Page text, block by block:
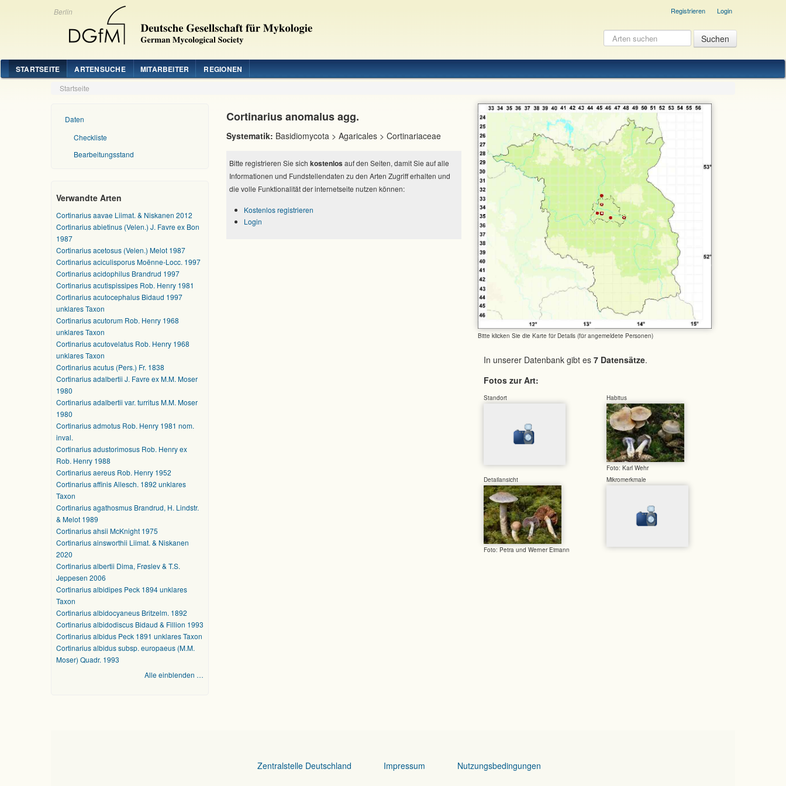
Berlin Registrieren Login
STARTSEITE ARTENSUCHE MITARBEITER REGIONEN
Startseite
Daten
Checkliste
Bearbeitungsstand
Verwandte Arten
Cortinarius aavae Liimat. & Niskanen 2012
Cortinarius abietinus (Velen.) J. Favre ex Bon
1987
Cortinarius acetosus (Velen.) Melot 1987
Cortinarius aciculisporus Moënne-Locc. 1997
Cortinarius acidophilus Brandrud 1997
Cortinarius acutispissipes Rob. Henry 1981
Cortinarius acutocephalus Bidaud 1997
unklares Taxon
Cortinarius acutorum Rob. Henry 1968
unklares Taxon
Cortinarius acutovelatus Rob. Henry 1968
unklares Taxon
Cortinarius acutus (Pers.) Fr. 1838
Cortinarius adalbertii J. Favre ex M.M. Moser
1980
Cortinarius adalbertii var. turritus M.M. Moser
1980
Cortinarius admotus Rob. Henry 1981 nom.
inval.
Cortinarius adustorimosus Rob. Henry ex
Rob. Henry 1988
Cortinarius aereus Rob. Henry 1952
Cortinarius affinis Allesch. 1892 unklares
Taxon
Cortinarius agathosmus Brandrud, H. Lindstr.
& Melot 1989
Cortinarius ahsii McKnight 1975
Cortinarius ainsworthii Liimat. & Niskanen
2020
Cortinarius albertii Dima, Frøslev & T.S.
Jeppesen 2006
Cortinarius albidipes Peck 1894 unklares
Taxon
Cortinarius albidocyaneus Britzelm. 1892
Cortinarius albidodiscus Bidaud & Fillion 1993
Cortinarius albidus Peck 1891 unklares Taxon
Cortinarius albidus subsp. europaeus (M.M.
Moser) Quadr. 1993
Alle einblenden …
Bitte klicken Sie die Karte für Details (für angemeldete Personen)
In unserer Datenbank gibt es 7 Datensätze.
Fotos zur Art:
Standort Habitus
Foto: Karl Wehr
Detailansicht
Foto: Petra und Werner Eimann
Mikromerkmale
Cortinarius anomalus agg.
Systematik: Basidiomycota > Agaricales > Cortinariaceae
Bitte registrieren Sie sich kostenlos auf den Seiten, damit Sie auf alle
Informationen und Fundstellendaten zu den Arten Zugriff erhalten und
die volle Funktionalität der internetseite nutzen können:
Kostenlos registrieren
Login
Zentralstelle Deutschland Impressum Nutzungsbedingungen